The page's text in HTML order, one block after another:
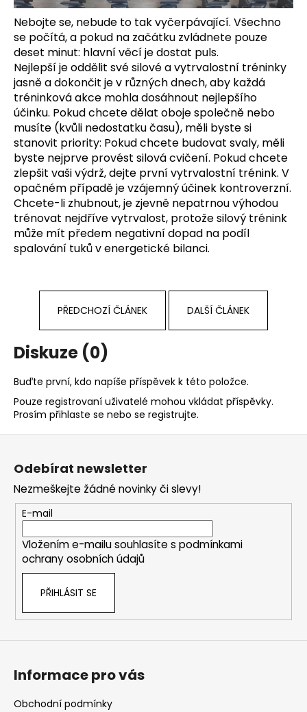
Nebojte se, nebude to tak vyčerpávající. Všechno
se počítá, a pokud na začátku zvládnete pouze
deset minut: hlavní věcí je dostat puls.
Nejlepší je oddělit své silové a vytrvalostní tréninky
jasně a dokončit je v různých dnech, aby každá
tréninková akce mohla dosáhnout nejlepšího
účinku. Pokud chcete dělat oboje společně nebo
musíte (kvůli nedostatku času), měli byste si
stanovit priority: Pokud chcete budovat svaly, měli
byste nejprve provést silová cvičení. Pokud chcete
zlepšit vaši výdrž, dejte první vytrvalostní trénink. V
opačném případě je vzájemný účinek kontroverzní.
Chcete-li zhubnout, je zjevně nepatrnou výhodou
trénovat nejdříve vytrvalost, protože silový trénink
může mít předem negativní dopad na podíl
spalování tuků v energetické bilanci.
PŘEDCHOZÍ ČLÁNEK DALŠÍ ČLÁNEK
Diskuze (0)
Buďte první, kdo napíše příspěvek k této položce.
Pouze registrovaní uživatelé mohou vkládat příspěvky.
Prosím přihlaste se nebo se registrujte.
Z
Odebírat newsletter
Nezmeškejte žádné novinky či slevy!
E-mail
Vložením e-mailu souhlasíte s podmínkami
ochrany osobních údajů
PŘIHLÁSIT SE
Informace pro vás
Obchodní podmínky